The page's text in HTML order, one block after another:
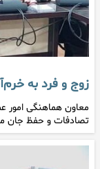
زوج و فرد به
معاون هماهنگی امور
تصادفات و حفظ جان